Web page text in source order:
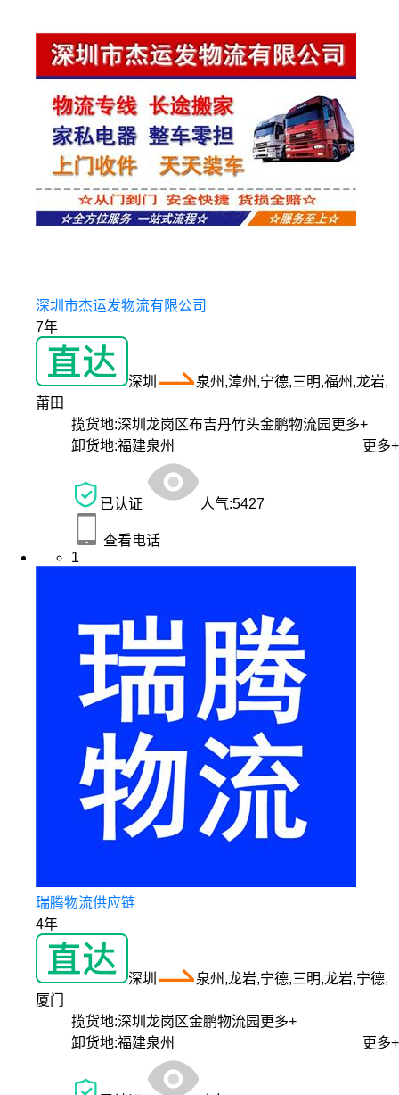
深圳市杰运发物流有限公司
7年
深圳
泉州,漳州,宁德,三明,福州,龙岩,
莆田
揽货地:深圳龙岗区布吉丹竹头金鹏物流园 更多+
卸货地:福建泉州 更多+
已认证 人气:5427
查看电话
1
瑞腾物流供应链
4年
深圳
泉州,龙岩,宁德,三明,龙岩,宁德,
厦门
揽货地:深圳龙岗区金鹏物流园 更多+
卸货地:福建泉州 更多+